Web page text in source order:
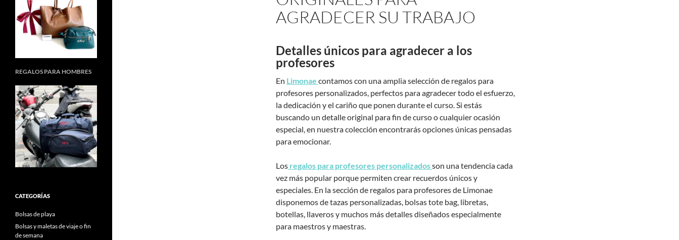
AGRADECER SU TRABAJO
Detalles únicos para agradecer a los
profesores
En Limonae contamos con una amplia selección de regalos para
profesores personalizados, perfectos para agradecer todo el esfuerzo,
la dedicación y el cariño que ponen durante el curso. Si estás
buscando un detalle original para fin de curso o cualquier ocasión
especial, en nuestra colección encontrarás opciones únicas pensadas
para emocionar.
Los regalos para profesores personalizadosson una tendencia cada
vez más popular porque permiten crear recuerdos únicos y
especiales. En la sección de regalos para profesores de Limonae
disponemos de tazas personalizadas, bolsas tote bag, libretas,
botellas, llaveros y muchos más detalles diseñados especialmente
para maestros y maestras.
REGALOS PARA HOMBRES
CATEGORÍAS
Bolsas de playa
Bolsas y maletas de viaje o fin
de semana